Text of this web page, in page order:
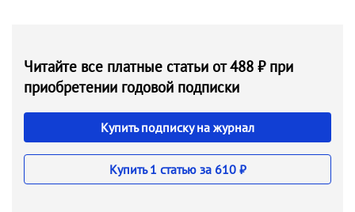
Читайте все платные статьи от 488 ₽ при
приобретении годовой подписки
Купить подписку на журнал
Купить 1 статью за 610 ₽